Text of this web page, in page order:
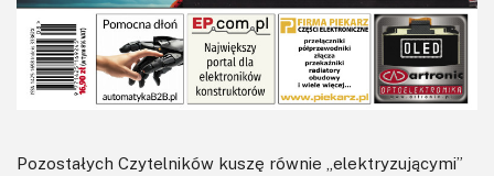
Pozostałych Czytelników kuszę równie „elektryzującymi”